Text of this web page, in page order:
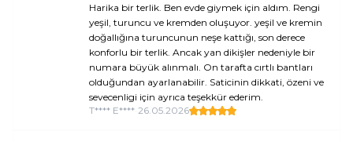
Harika bir terlik. Ben evde giymek için aldım. Rengi
yeşil, turuncu ve kremden oluşuyor. yeşil ve kremin
doğallığına turuncunun neşe kattığı, son derece
konforlu bir terlik. Ancak yan dikişler nedeniyle bir
numara büyük alınmalı. On tarafta cırtlı bantları
olduğundan ayarlanabilir. Saticinin dikkati, özeni ve
sevecenligi için ayrıca teşekkür ederim.
T**** E**** 26.05.2026